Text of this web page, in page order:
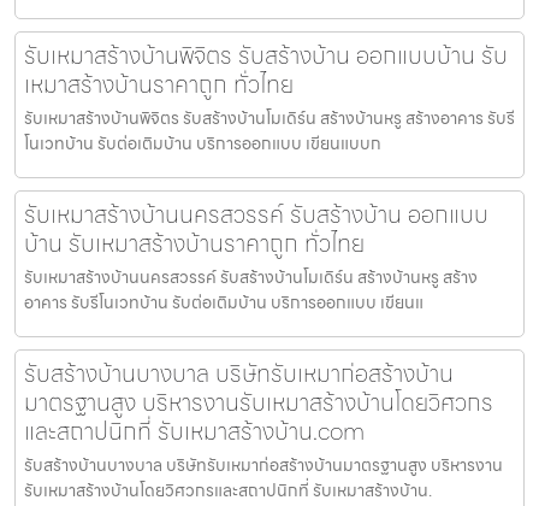
รับเหมาสร้างบ้านพิจิตร รับสร้างบ้าน ออกแบบบ้าน รับ
เหมาสร้างบ้านราคาถูก ทั่วไทย
รับเหมาสร้างบ้านพิจิตร รับสร้างบ้านโมเดิร์น สร้างบ้านหรู สร้างอาคาร รับรี
โนเวทบ้าน รับต่อเติมบ้าน บริการออกแบบ เขียนแบบก
รับเหมาสร้างบ้านนครสวรรค์ รับสร้างบ้าน ออกแบบ
บ้าน รับเหมาสร้างบ้านราคาถูก ทั่วไทย
รับเหมาสร้างบ้านนครสวรรค์ รับสร้างบ้านโมเดิร์น สร้างบ้านหรู สร้าง
อาคาร รับรีโนเวทบ้าน รับต่อเติมบ้าน บริการออกแบบ เขียนแ
รับสร้างบ้านบางบาล บริษัทรับเหมาก่อสร้างบ้าน
มาตรฐานสูง บริหารงานรับเหมาสร้างบ้านโดยวิศวกร
และสถาปนิกที่ รับเหมาสร้างบ้าน.com
รับสร้างบ้านบางบาล บริษัทรับเหมาก่อสร้างบ้านมาตรฐานสูง บริหารงาน
รับเหมาสร้างบ้านโดยวิศวกรและสถาปนิกที่ รับเหมาสร้างบ้าน.